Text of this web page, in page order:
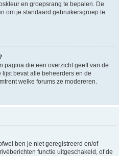
en groepsrang te bepalen. De
om je standaard gebruikersgroep te
pagina die een overzicht geeft van de
bevat alle beheerders en de
welke forums ze modereren.
ben je niet geregistreerd en/of
functie uitgeschakeld, of de